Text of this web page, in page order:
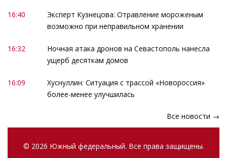
16:40
Эксперт Кузнецова: Отравление мороженым
возможно при неправильном хранении
16:32
Ночная атака дронов на Севастополь нанесла
ущерб десяткам домов
16:09
Хуснуллин: Ситуация с трассой «Новороссия»
более-менее улучшилась
Все новости →
© 2026 Южный федеральный. Все права защищены.